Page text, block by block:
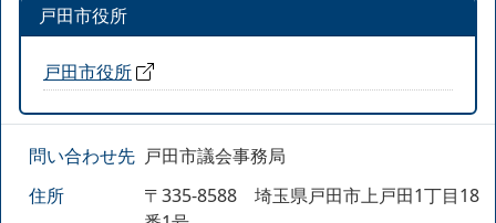
戸田市役所
戸田市役所
問い合わせ先 戸田市議会事務局
住所
〒335-8588 埼玉県戸田市上戸田1丁目18